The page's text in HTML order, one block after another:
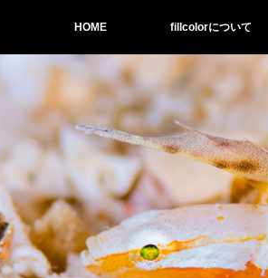
HOME fillcolorについて